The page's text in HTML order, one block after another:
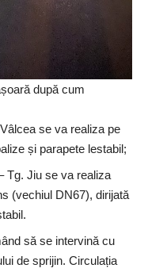
după cum
se va realiza pe
și parapete lestabil;
Tg. Jiu se va realiza
(vechiul DN67), dirijată
să se intervină cu
de sprijin. Circulația